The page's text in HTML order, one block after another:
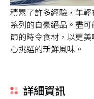
積累了許多經驗，年
系列的自豪絕品。盡
節的時令食材，以更
心挑選的新鮮風味。
詳細資訊